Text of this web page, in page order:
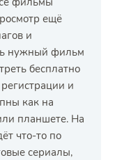
ещё
и
нужный фильм
бесплатно
и
как на
планшете. На
что-то по
сериалы,